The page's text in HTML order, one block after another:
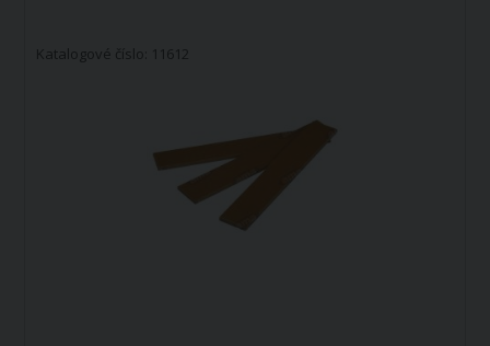
Katalogové číslo: 11612